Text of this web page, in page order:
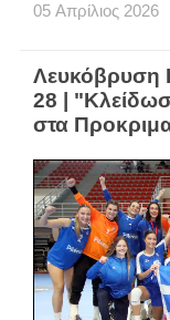
05 Απρίλιος 2026
Λευκόβρυση
28 |
στα